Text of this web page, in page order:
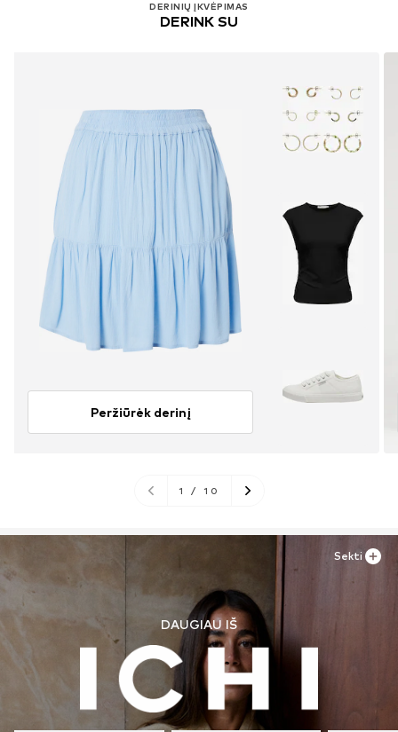
DERINIŲ ĮKVĖPIMAS
DERINK SU
Peržiūrėk derinį
1 / 10
DAUGIAU IŠ
Sekti